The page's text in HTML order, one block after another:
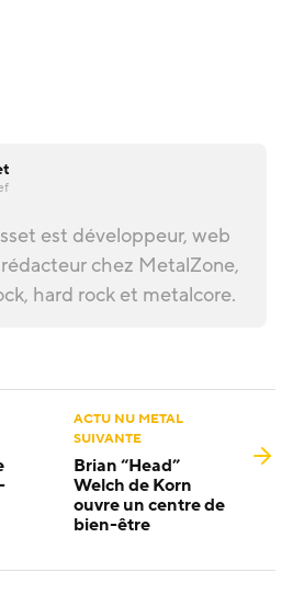
est développeur, web
chez MetalZone,
hard rock et metalcore.
ACTU NU METAL
SUIVANTE
Brian “Head”
Welch de Korn
ouvre un centre de
bien-être